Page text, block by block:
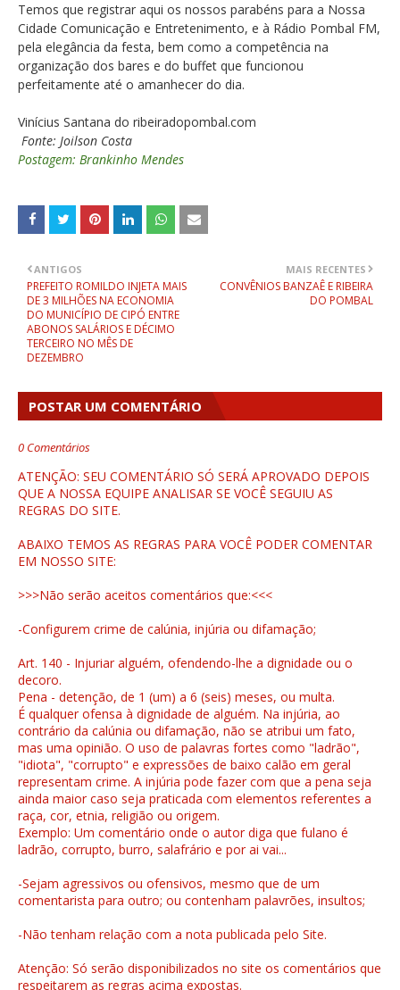
Temos que registrar aqui os nossos parabéns para a Nossa
Cidade Comunicação e Entretenimento, e à Rádio Pombal FM,
pela elegância da festa, bem como a competência na
organização dos bares e do buffet que funcionou
perfeitamente até o amanhecer do dia.
Vinícius Santana do ribeiradopombal.com
Fonte: Joilson Costa
Postagem: Brankinho Mendes
MAIS RECENTES
CONVÊNIOS BANZAÊ E RIBEIRA
DO POMBAL
ANTIGOS
PREFEITO ROMILDO INJETA MAIS
DE 3 MILHÕES NA ECONOMIA
DO MUNICÍPIO DE CIPÓ ENTRE
ABONOS SALÁRIOS E DÉCIMO
TERCEIRO NO MÊS DE
DEZEMBRO
POSTAR UM COMENTÁRIO
0 Comentários
ATENÇÃO: SEU COMENTÁRIO SÓ SERÁ APROVADO DEPOIS
QUE A NOSSA EQUIPE ANALISAR SE VOCÊ SEGUIU AS
REGRAS DO SITE.
ABAIXO TEMOS AS REGRAS PARA VOCÊ PODER COMENTAR
EM NOSSO SITE:
>>>Não serão aceitos comentários que:<<<
-Configurem crime de calúnia, injúria ou difamação;
Art. 140 - Injuriar alguém, ofendendo-lhe a dignidade ou o
decoro.
Pena - detenção, de 1 (um) a 6 (seis) meses, ou multa.
É qualquer ofensa à dignidade de alguém. Na injúria, ao
contrário da calúnia ou difamação, não se atribui um fato,
mas uma opinião. O uso de palavras fortes como "ladrão",
"idiota", "corrupto" e expressões de baixo calão em geral
representam crime. A injúria pode fazer com que a pena seja
ainda maior caso seja praticada com elementos referentes a
raça, cor, etnia, religião ou origem.
Exemplo: Um comentário onde o autor diga que fulano é
ladrão, corrupto, burro, salafrário e por ai vai...
-Sejam agressivos ou ofensivos, mesmo que de um
comentarista para outro; ou contenham palavrões, insultos;
-Não tenham relação com a nota publicada pelo Site.
Atenção: Só serão disponibilizados no site os comentários que
respeitarem as regras acima expostas.